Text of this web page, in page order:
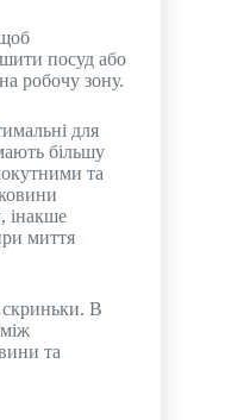
посуд або
робочу зону.
для
більшу
та
інакше
миття
скриньки. В
та